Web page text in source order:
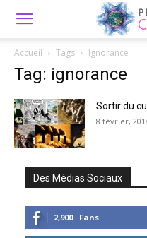
Accueil Tags Ignorance
Tag: ignorance
Sortir du
8 février,
Des Médias Sociaux
2,900 Fans